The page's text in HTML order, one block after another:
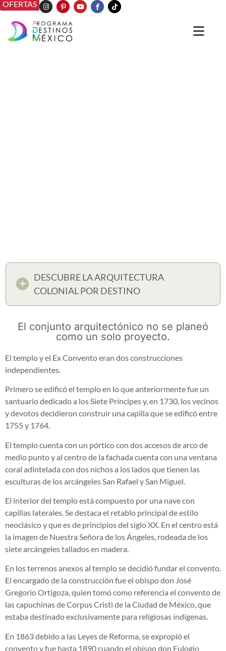
OFERTAS
DESCUBRE LA ARQUITECTURA
COLONIAL POR DESTINO
El conjunto arquitectónico no se planeó
como un solo proyecto.
El templo y el Ex Convento eran dos construcciones
independientes.
Primero se edificó el templo en lo que anteriormente fue un
santuario dedicado a los Siete Príncipes y, en 1730, los vecinos
y devotos decidieron construir una capilla que se edificó entre
1755 y 1764.
El templo cuenta con un pórtico con dos accesos de arco de
medio punto y al centro de la fachada cuenta con una ventana
coral adintelada con dos nichos a los lados que tienen las
esculturas de los arcángeles San Rafael y San Miguel.
El interior del templo está compuesto por una nave con
capillas laterales. Se destaca el retablo principal de estilo
neoclásico y que es de principios del siglo XX. En el centro está
la imagen de Nuestra Señora de los Ángeles, rodeada de los
siete arcángeles tallados en madera.
En los terrenos anexos al templo se decidió fundar el convento.
El encargado de la construcción fue el obispo don José
Gregorio Ortigoza, quien tomó como referencia el convento de
las capuchinas de Corpus Cristi de la Ciudad de México, que
estaba destinado exclusivamente para religiosas indígenas.
En 1863 debido a las Leyes de Reforma, se expropió el
convento y fue hasta 1890 cuando el obispo don Eulogio